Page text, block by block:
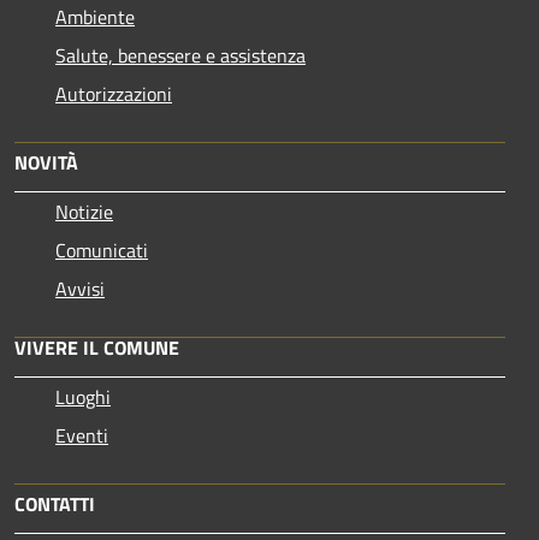
Ambiente
Salute, benessere e assistenza
Autorizzazioni
NOVITÀ
Notizie
Comunicati
Avvisi
VIVERE IL COMUNE
Luoghi
Eventi
CONTATTI